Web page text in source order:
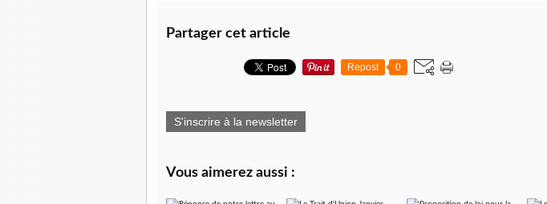
Partager cet article
Repost 0
S'inscrire à la newsletter
Vous aimerez aussi :